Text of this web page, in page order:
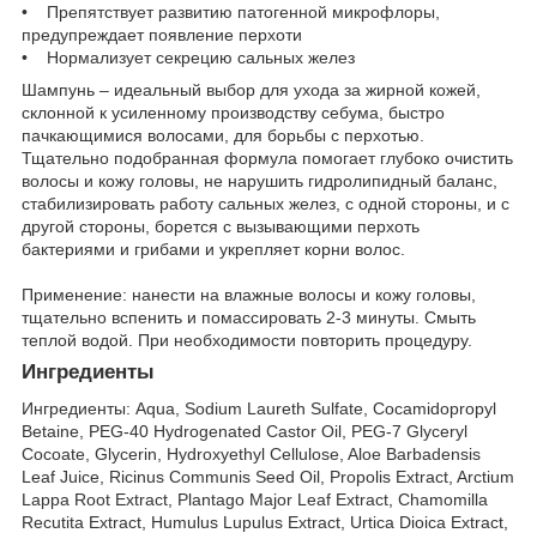
• Препятствует развитию патогенной микрофлоры,
предупреждает появление перхоти
• Нормализует секрецию сальных желез
Шампунь – идеальный выбор для ухода за жирной кожей,
склонной к усиленному производству себума, быстро
пачкающимися волосами, для борьбы с перхотью.
Тщательно подобранная формула помогает глубоко очистить
волосы и кожу головы, не нарушить гидролипидный баланс,
стабилизировать работу сальных желез, с одной стороны, и с
другой стороны, борется с вызывающими перхоть
бактериями и грибами и укрепляет корни волос.
Применение: нанести на влажные волосы и кожу головы,
тщательно вспенить и помассировать 2-3 минуты. Смыть
теплой водой. При необходимости повторить процедуру.
Ингредиенты
Ингредиенты: Aqua, Sodium Laureth Sulfate, Cocamidopropyl
Betaine, PEG-40 Hydrogenated Castor Oil, PEG-7 Glyceryl
Cocoate, Glycerin, Hydroxyethyl Cellulose, Aloe Barbadensis
Leaf Juice, Ricinus Communis Seed Oil, Propolis Extract, Arctium
Lappa Root Extract, Plantago Major Leaf Extract, Chamomilla
Recutita Extract, Humulus Lupulus Extract, Urtica Dioica Extract,